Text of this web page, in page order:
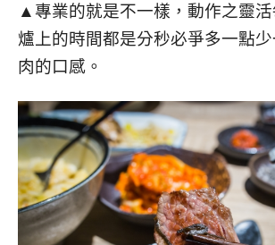
▲專業的就是不一樣，動作之靈
爐上的時間都是分秒必爭多一點
肉的口感。